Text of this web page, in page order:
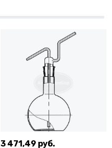
3 471,49 руб.